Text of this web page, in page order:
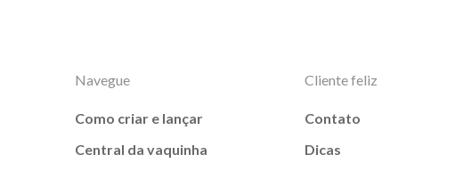
Navegue
Como criar e lançar
Central da vaquinha
Cliente feliz
Contato
Dicas